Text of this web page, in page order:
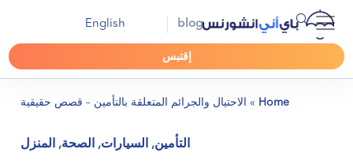
blog
English
إقتبس
Home
» الاحتيال والجرائم المتعلقة بالتأمين – قصص حقيقية
التأمين, السيارات, الصحة, المنزل